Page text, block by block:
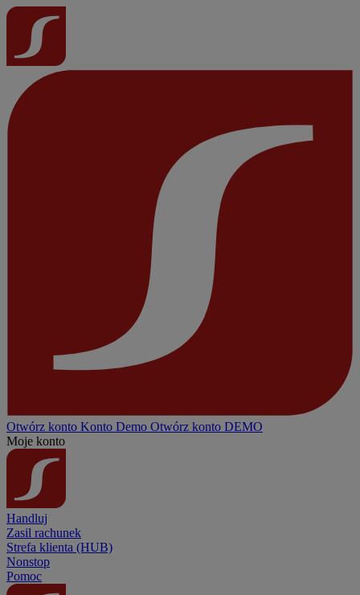
Otwórz konto Konto Demo Otwórz konto DEMO
Moje konto
Handluj
Zasil rachunek
Strefa klienta (HUB)
Nonstop
Pomoc